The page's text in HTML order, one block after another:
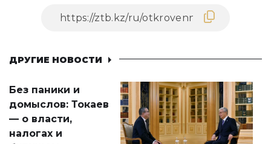
ДРУГИЕ НОВОСТИ
Без паники и
домыслов: Токаев
— о власти,
налогах и